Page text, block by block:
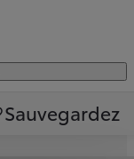
Sauvegardez